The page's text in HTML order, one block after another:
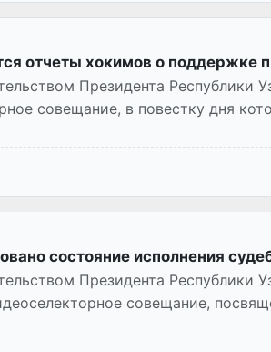
отчеты хокимов о поддержке
Президента Республики
совещание, в повестку дня
состояние исполнения
Президента Республики
совещание,